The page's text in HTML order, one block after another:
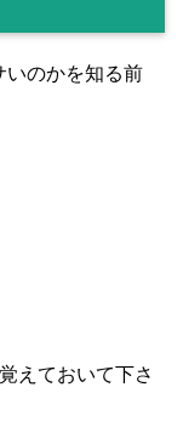
いのかを知る前
えておいて下さ